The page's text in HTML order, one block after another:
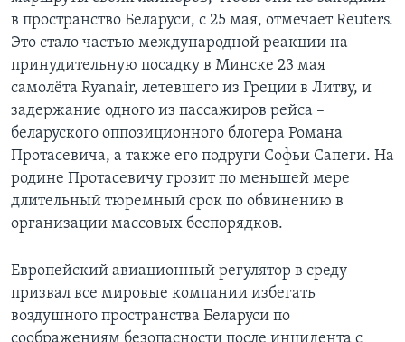
в пространство Беларуси, с 25 мая, отмечает Reuters.
Это стало частью международной реакции на
принудительную посадку в Минске 23 мая
самолёта Ryanair, летевшего из Греции в Литву, и
задержание одного из пассажиров рейса –
беларуского оппозиционного блогера Романа
Протасевича, а также его подруги Софьи Сапеги. На
родине Протасевичу грозит по меньшей мере
длительный тюремный срок по обвинению в
организации массовых беспорядков.
Европейский авиационный регулятор в среду
призвал все мировые компании избегать
воздушного пространства Беларуси по